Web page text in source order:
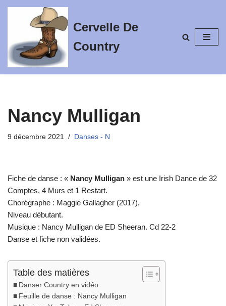
contenu
Cervelle De
Country
Nancy Mulligan
9 décembre 2021 Danses - N
Fiche de danse : « Nancy Mulligan » est une Irish Dance de 32
Comptes, 4 Murs et 1 Restart.
Chorégraphe : Maggie Gallagher (2017),
Niveau débutant.
Musique : Nancy Mulligan de ED Sheeran. Cd 22-2
Danse et fiche non validées.
Table des matières
Danser Country en vidéo
Feuille de danse : Nancy Mulligan